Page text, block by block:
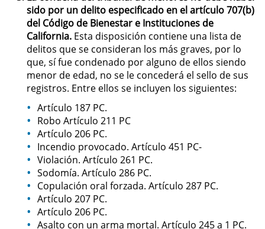
Prostitución y Solicitación
Delitos Violentos
Aumento de Sentencia para
Pandillas
Disuadir a un Testigo
Homicidio
Homicidio Involuntario
Homicidio Voluntario
sido por un delito especificado en el artículo 707(b)
del Código de Bienestar e Instituciones de
California. Esta disposición contiene una lista de
delitos que se consideran los más graves, por lo
que, sí fue condenado por alguno de ellos siendo
menor de edad, no se le concederá el sello de sus
registros. Entre ellos se incluyen los siguientes:
Artículo 187 PC.
Robo Artículo 211 PC
Artículo 206 PC.
Incendio provocado. Artículo 451 PC-
Violación. Artículo 261 PC.
Sodomía. Artículo 286 PC.
Copulación oral forzada. Artículo 287 PC.
Artículo 207 PC.
Artículo 206 PC.
Asalto con un arma mortal. Artículo 245 a 1 PC.